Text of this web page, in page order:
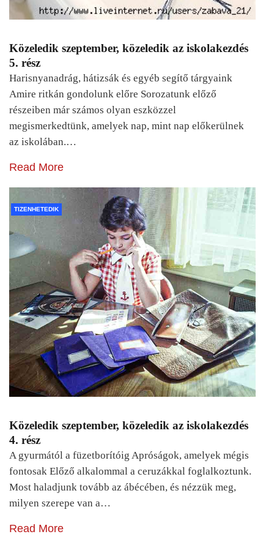
Közeledik szeptember, közeledik az iskolakezdés
5. rész
Harisnyanadrág, hátizsák és egyéb segítő tárgyaink
Amire ritkán gondolunk előre Sorozatunk előző
részeiben már számos olyan eszközzel
megismerkedtünk, amelyek nap, mint nap előkerülnek
az iskolában.…
Read More
TIZENHETEDIK
Közeledik szeptember, közeledik az iskolakezdés
4. rész
A gyurmától a füzetborítóig Apróságok, amelyek mégis
fontosak Előző alkalommal a ceruzákkal foglalkoztunk.
Most haladjunk tovább az ábécében, és nézzük meg,
milyen szerepe van a…
Read More